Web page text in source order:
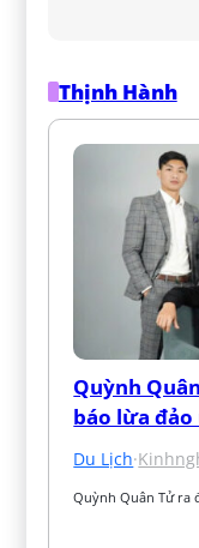
Thịnh Hành
Quỳnh
báo lừa
Du Lịch·
Quỳnh Quân Tử ra